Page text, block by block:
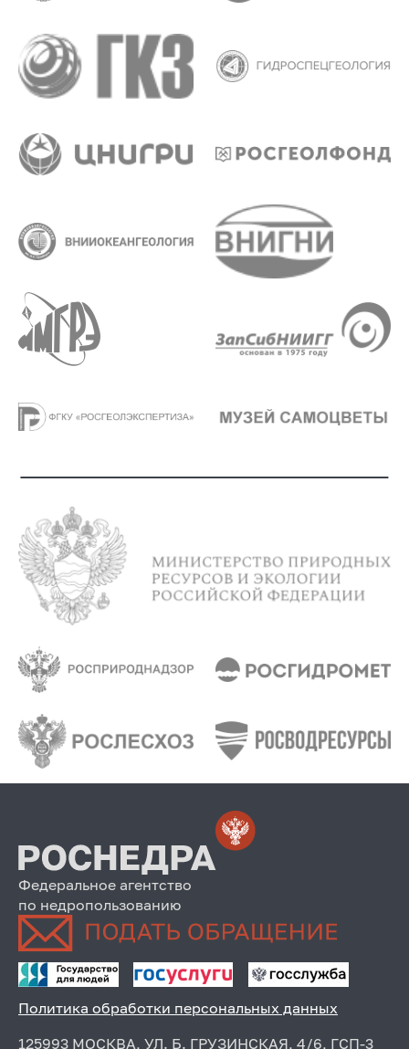
Федеральное агентство
по недропользованию
Политика обработки персональных данных
125993 МОСКВА, УЛ. Б. ГРУЗИНСКАЯ, 4/6, ГСП-3